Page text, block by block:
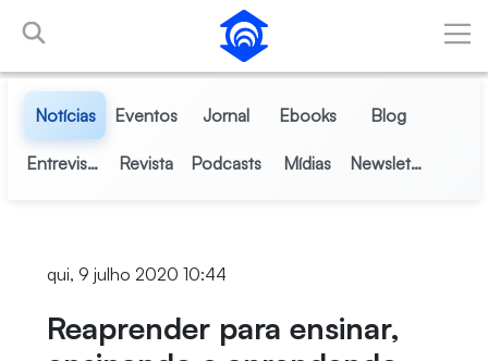
Pular para o Conteúdo principal
Notícias Eventos Jornal Ebooks Blog
Entrevistas Revista Podcasts Mídias Newsletter
qui, 9 julho 2020 10:44
Reaprender para ensinar,